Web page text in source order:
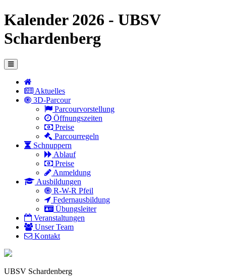
Kalender 2026 - UBSV
Schardenberg
Aktuelles
3D-Parcour
Parcourvorstellung
Öffnungszeiten
Preise
Parcourregeln
Schnuppern
Ablauf
Preise
Anmeldung
Ausbildungen
R-W-R Pfeil
Federnausbildung
Übungsleiter
Veranstaltungen
Unser Team
Kontakt
UBSV Schardenberg